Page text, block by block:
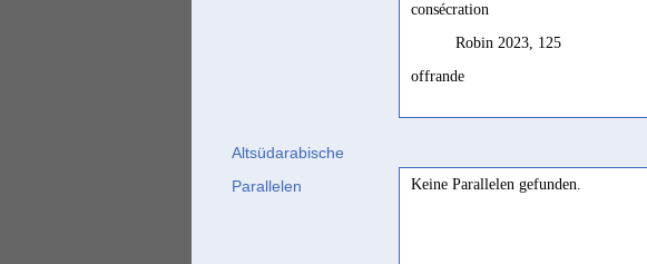
consécration
Robin 2023, 125
offrande
Altsüdarabische
Parallelen
Keine Parallelen gefunden.